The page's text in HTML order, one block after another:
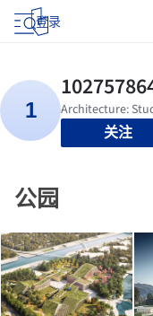
登录
关注
公园